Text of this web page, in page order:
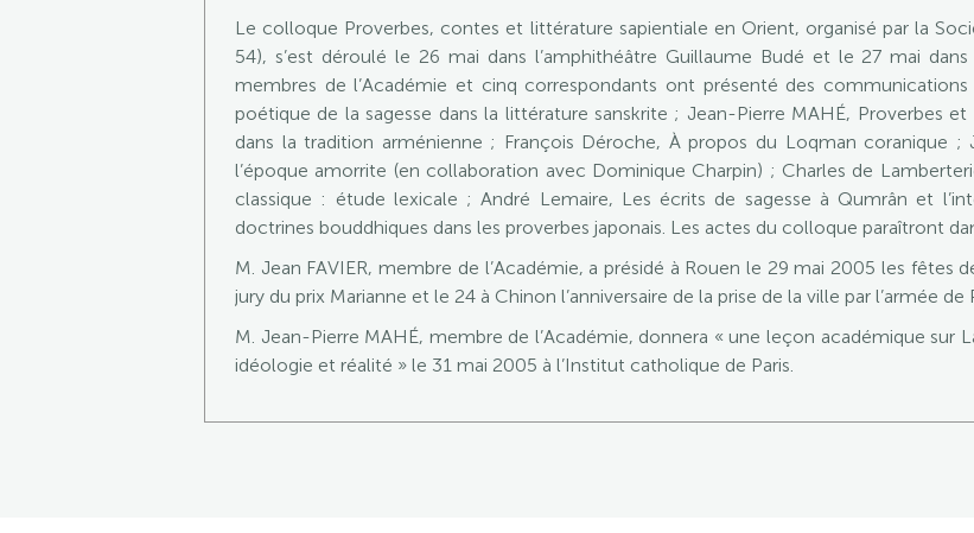
Le colloque Proverbes, contes et littérature sapientiale en Orient, organisé par la
54), s’est déroulé le 26 mai dans l’amphithéâtre Guillaume Budé et le 27 mai
membres de l’Académie et cinq correspondants ont présenté des
poétique de la sagesse dans la littérature sanskrite ; Jean-Pierre MAHÉ, Proverbes
dans la tradition arménienne ; François Déroche, À propos du Loqman coranique ;
l’époque amorrite (en collaboration avec Dominique Charpin) ; Charles de
classique : étude lexicale ; André Lemaire, Les écrits de sagesse à Qumrân et
doctrines bouddhiques dans les proverbes japonais. Les actes du colloque paraîtront
M. Jean FAVIER, membre de l’Académie, a présidé à Rouen le 29 mai 2005 les fêtes
jury du prix Marianne et le 24 à Chinon l’anniversaire de la prise de la ville par l’armée de
M. Jean-Pierre MAHÉ, membre de l’Académie, donnera « une leçon académique sur
idéologie et réalité » le 31 mai 2005 à l’Institut catholique de Paris.